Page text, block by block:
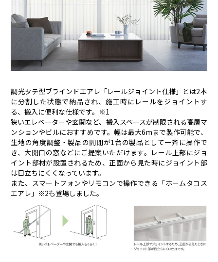
調光タテ型ブラインドエアレ「レールジョイント仕様」とは2本
に分割した状態で納品され、施工時にレールをジョイントす
る、搬入に便利な仕様です。※1
狭いエレベーターや玄関など、搬入スペースが制限される高層マ
ンションやビルにおすすめです。幅は最大6mまで製作可能で、
生地の角度調整・製品の開閉が1台の製品として一斉に操作で
き、大開口の窓などにご提案いただけます。レール上部にジョ
イント部材が設置されるため、正面から見た時にジョイント部
は目立ちにくくなっています。
また、スマートフォンやリモコンで操作できる「ホームタコス
エアレ」※2も登場しました。